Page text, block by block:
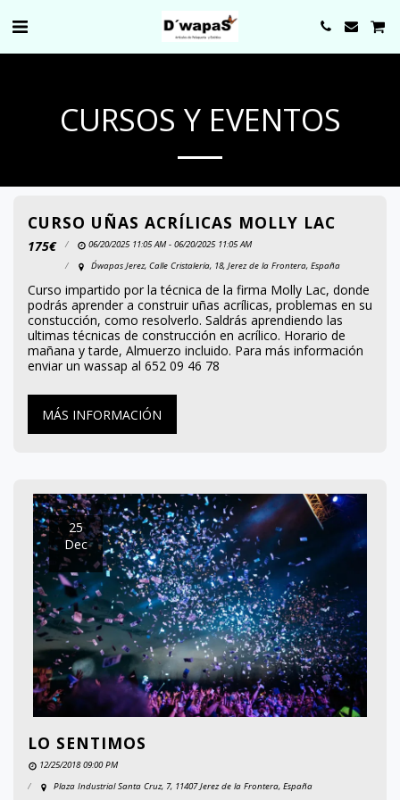
CURSOS Y EVENTOS
CURSO UÑAS ACRÍLICAS MOLLY LAC
175€
06/20/2025 11:05 AM - 06/20/2025 11:05 AM
D´wapas Jerez, Calle Cristalería, 18, Jerez de la Frontera, España
Curso impartido por la técnica de la firma Molly Lac, donde
podrás aprender a construir uñas acrílicas, problemas en su
constucción, como resolverlo. Saldrás aprendiendo las
ultimas técnicas de construcción en acrílico. Horario de
mañana y tarde, Almuerzo incluido. Para más información
enviar un wassap al 652 09 46 78
MÁS INFORMACIÓN
25
Dec
LO SENTIMOS
12/25/2018 09:00 PM
Plaza Industrial Santa Cruz, 7, 11407 Jerez de la Frontera, España